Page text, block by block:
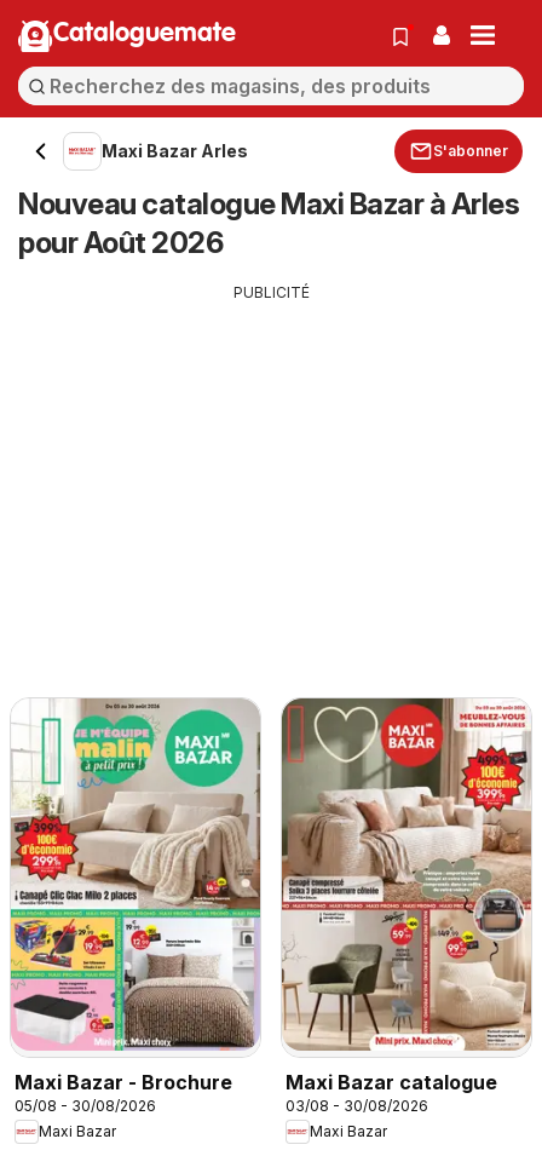
Cataloguemate
Maxi Bazar Arles S'abonner
Nouveau catalogue Maxi Bazar à Arles
pour Août 2026
PUBLICITÉ
Maxi Bazar - Brochure
05/08 - 30/08/2026
Maxi Bazar
Maxi Bazar catalogue
03/08 - 30/08/2026
Maxi Bazar